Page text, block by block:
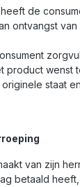
de
ontvangst
product wenst
staat
van zijn
betaald